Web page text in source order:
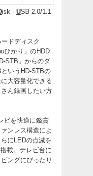
isk - USB 2.0/1.1
ドディスク
ひかり」のHDD
STB」からのダ
いうHD-STBの
大容量化できる
ん録画したい方
ビを快適に鑑賞
ンレス構造によ
にLEDの点滅を
載。テレビ台に
ングにぴったり